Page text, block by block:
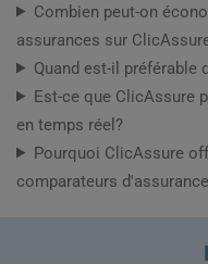
Combien peut-on
assurances sur
Quand est-il préférable
Est-ce que ClicAssure
en temps réel?
Pourquoi ClicAssure
comparateurs